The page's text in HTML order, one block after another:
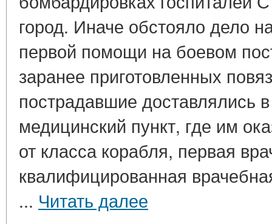
город. Иначе обстояло дело
первой помощи на боевом
заранее приготовленных
пострадавшие доставлялись
медицинский пункт, где им
от класса корабля, первая
квалифицированная
... Читать далее